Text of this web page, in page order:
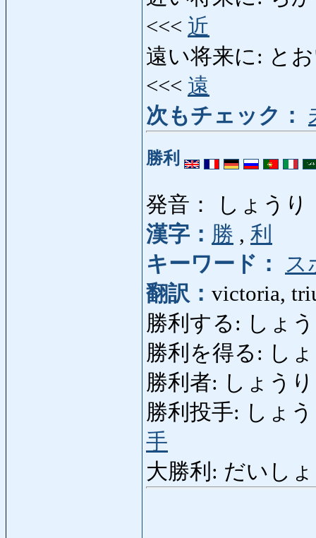
<<< 近
遠い将来に: と
<<< 遠
次もチェック：
勝利
発音： しょうり
漢字： 勝 , 利
キーワード：
ス
翻訳： victoria,
勝利する: しょ
勝利を得る: し
勝利者: しょう
勝利投手: しょ
手
大勝利: だいし